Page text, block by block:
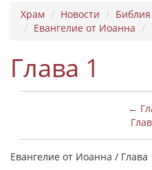
Храм Новости Библия
Евангелие от Иоанна
Глава 1
←
Евангелие от Иоанна / Глава